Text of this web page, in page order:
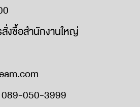
งซื้อสำนักงานใหญ่
050-3999